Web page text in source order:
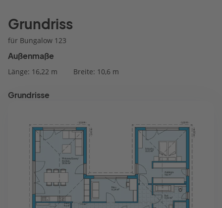
Grundriss
für Bungalow 123
Außenmaße
Länge: 16,22 m Breite: 10,6 m
Grundrisse